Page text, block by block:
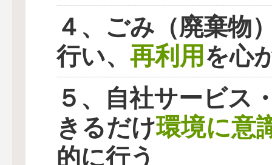
４、ごみ（廃棄物
行い、 再利用を心
５、自社サービス
きるだけ環境に意
的に行う